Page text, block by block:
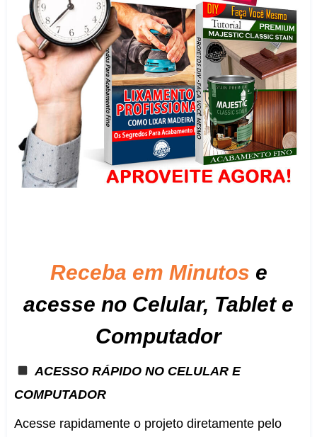
Receba em Minutos e
acesse no Celular, Tablet e
Computador
ACESSO RÁPIDO NO CELULAR E
COMPUTADOR
Acesse rapidamente o projeto diretamente pelo